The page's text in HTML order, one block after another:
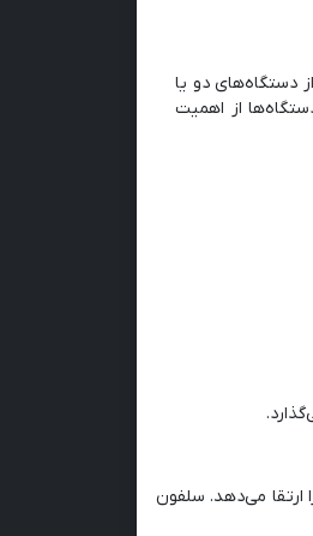
دستگاه‌های دو یا
دقت و کیفیت دستگاه‌ها از اهمیت
می‌دهد. سلفون